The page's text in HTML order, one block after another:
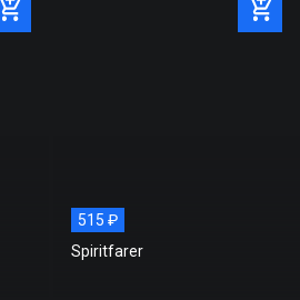
515 ₽
Spiritfarer